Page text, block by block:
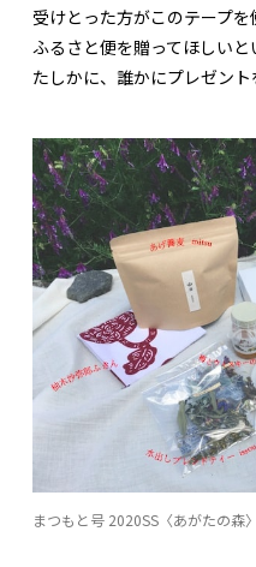
受けとった方がこのテープ
ふるさと便を贈ってほしいと
たしかに、誰かにプレゼント
まつもと号 2020SS〈あがたの森